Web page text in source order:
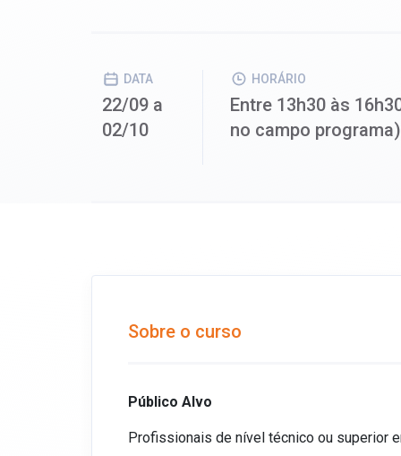
DATA
22/09 a
02/10
HORÁRIO
Entre 13h30 às
no campo programa)
Sobre o curso
Público Alvo
Profissionais de nível técnico ou superior